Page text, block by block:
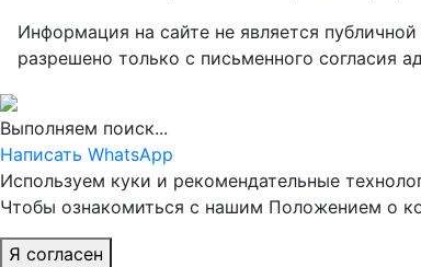
Информация на сайте не является
разрешено только с письменного согласия
Выполняем поиск...
Написать WhatsApp
Используем куки и рекомендательные
Чтобы ознакомиться с нашим Положением о
Я согласен